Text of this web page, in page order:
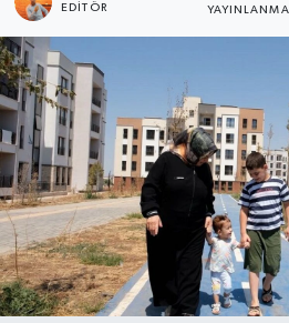
EDITÖR YAYINLANMA